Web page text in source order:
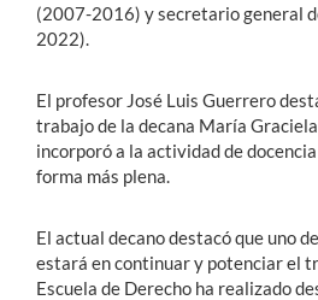
(2007-2016) y secretario general
2022).
El profesor José Luis Guerrero
trabajo de la decana María
incorporó a la actividad de
forma más plena.
El actual decano destacó que uno
estará en continuar y potenciar el
Escuela de Derecho ha realizado